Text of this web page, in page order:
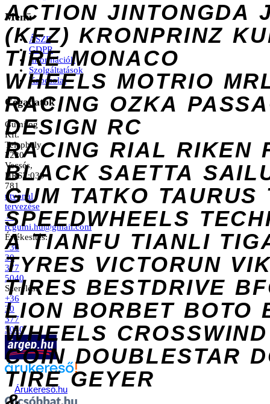
ACTION JINTONGDA
(KFZ) KRONPRINZ
TIRE MONACO
WHEELS MOTRIO
RACING OZKA
DESIGN RC
RACING RIAL RIKEN
BLACK SAETTA
GUM TATKO TAURUS
SPEEDWHEELS
A TIANFU TIANLI
TYRES VICTORUN
TIRES BESTDRIVE
LION BORBET BOTO
WHEELS CROSSWIND
COIN DOUBLESTAR
TIRE GEYER
Menü
ÁSZF
GDPR
Információk
Szolgáltatások
Kapcsolat
Cégadatok
Gumilog
Kft.
Telephely
2220
Vecsés,
HRSZ:039
781
útvonal
tervezése
→
rcgumi.hu@gmail.com
Értékesítés:
+36
30
377
5040
Szerelés:
+36
30
377
5040
Árukereső.hu